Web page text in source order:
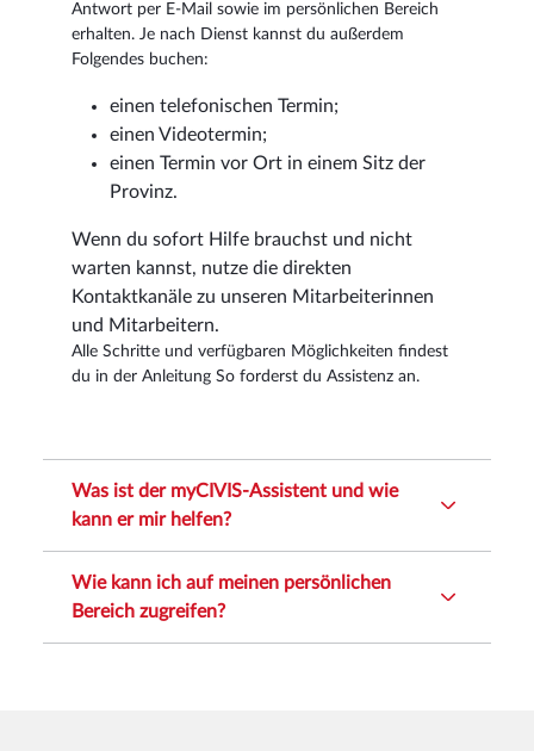
Antwort per E-Mail sowie im persönlichen Bereich
erhalten. Je nach Dienst kannst du außerdem
Folgendes buchen:
einen telefonischen Termin;
einen Videotermin;
einen Termin vor Ort in einem Sitz der
Provinz.
Wenn du sofort Hilfe brauchst und nicht
warten kannst, nutze die direkten
Kontaktkanäle zu unseren Mitarbeiterinnen
und Mitarbeitern.
Alle Schritte und verfügbaren Möglichkeiten findest
du in der Anleitung So forderst du Assistenz an.
Was ist der myCIVIS-Assistent und wie
kann er mir helfen?
Wie kann ich auf meinen persönlichen
Bereich zugreifen?